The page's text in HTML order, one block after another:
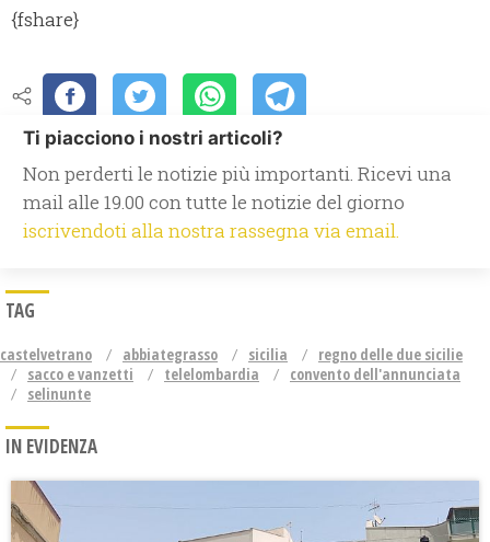
{fshare}
Ti piacciono i nostri articoli?
Non perderti le notizie più importanti. Ricevi una
mail alle 19.00 con tutte le notizie del giorno
iscrivendoti alla nostra rassegna via email.
TAG
castelvetrano abbiategrasso sicilia
regno delle due sicilie
sacco e vanzetti
telelombardia
convento dell'annunciata
selinunte
IN EVIDENZA